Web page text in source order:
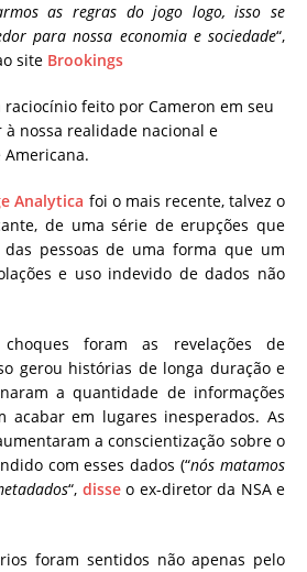
as regras do jogo logo, isso se
para nossa economia e sociedade“,
site Brookings
feito por Cameron em seu
nossa realidade nacional e
Analytica foi o mais recente, talvez o
de uma série de erupções que
pessoas de uma forma que um
e uso indevido de dados não
foram as revelações de
gerou histórias de longa duração e
a quantidade de informações
acabar em lugares inesperados. As
a conscientização sobre o
com esses dados (“nós matamos
“, disseo ex-diretor da NSA e
foram sentidos não apenas pelo